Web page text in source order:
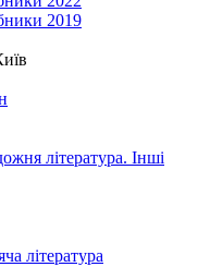
2019
література. Інші
література